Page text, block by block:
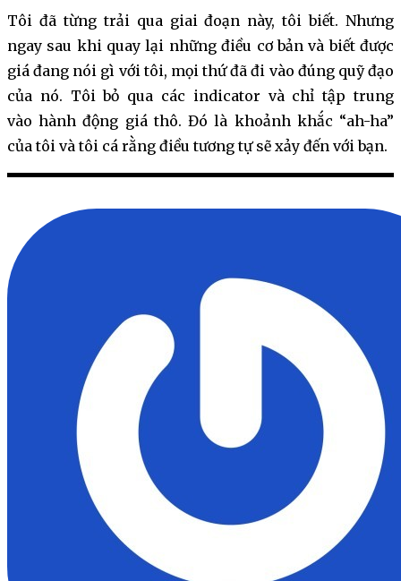
Tôi đã từng trải qua giai đoạn này, tôi biết. Nhưng
ngay sau khi quay lại những điều cơ bản và biết được
giá đang nói gì với tôi, mọi thứ đã đi vào đúng quỹ đạo
của nó. Tôi bỏ qua các indicator và chỉ tập trung
vào hành động giá thô. Đó là khoảnh khắc “ah-ha”
của tôi và tôi cá rằng điều tương tự sẽ xảy đến với bạn.